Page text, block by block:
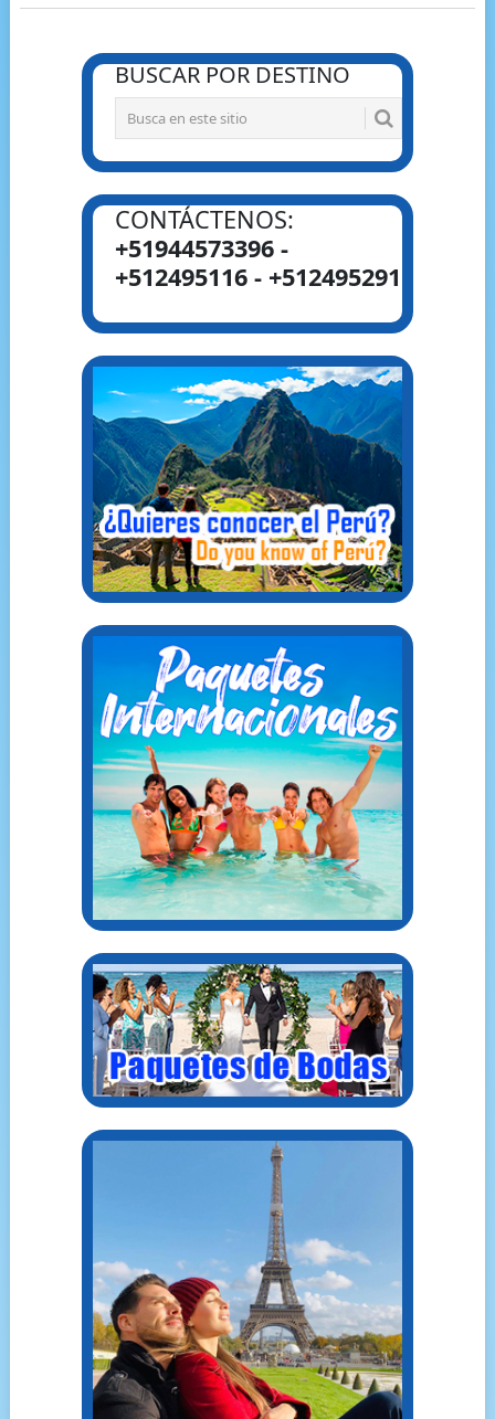
BUSCAR POR DESTINO
CONTÁCTENOS:
+51944573396 -
+512495116 - +512495291